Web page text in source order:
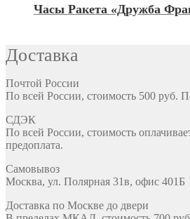
Часы Ракета «Дружба
Доставка
Почтой России
По всей России, стоимость 500 руб.
СДЭК
По всей России, стоимость
предоплата.
Самовывоз
Москва, ул. Полярная 31в, офис 401Б
Доставка по Москве до двери